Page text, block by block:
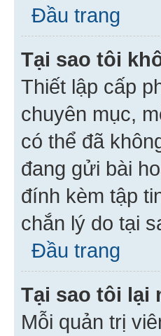
Đầu trang
Tại sao tôi
Thiết lập cấp
chuyên mục,
có thể đã
đang gửi bài
đính kèm tập
chắn lý do tại
Đầu trang
Tại sao tôi lại
Mỗi quản trị